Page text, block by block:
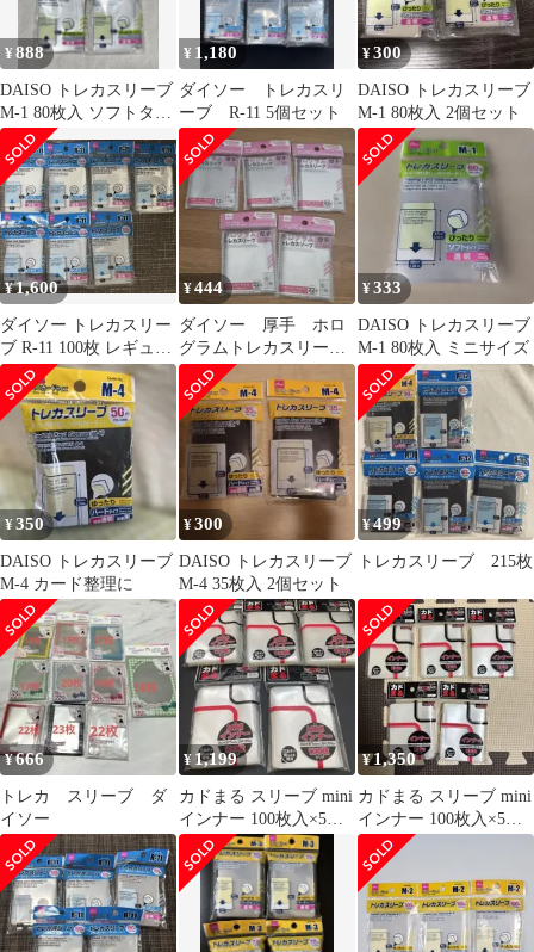
¥888
DAISO トレカスリーブ
M-1 80枚入 ソフトタイ
プ 5個セット
¥ 1,180
ダイソー トレカスリ
ーブ R-11 5個セット
¥300
DAISO トレカスリーブ
M-1 80枚入 2個セット
¥1,600
ダイソー トレカスリー
ブ R-11 100枚 レギュラ
ーカードサイズ 7点
¥444
ダイソー 厚手 ホロ
グラムトレカスリー
ブ 5点
¥333
DAISO トレカスリーブ
M-1 80枚入 ミニサイズ
¥350
DAISO トレカスリーブ
M-4 カード整理に
¥300
DAISO トレカスリーブ
M-4 35枚入 2個セット
¥499
トレカスリーブ 215枚
¥666
トレカ スリーブ ダ
イソー
¥ 1,199
カドまる スリーブ mini
インナー 100枚入×5セ
ット 遊戯王等
¥1,350
カドまる スリーブ mini
インナー 100枚入×5セ
ット 遊戯王等